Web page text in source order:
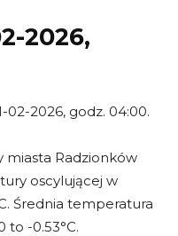
2026,
02-2026, godz. 04:00.
miasta Radzionków
oscylującej w
Średnia temperatura
to -0.53°C.